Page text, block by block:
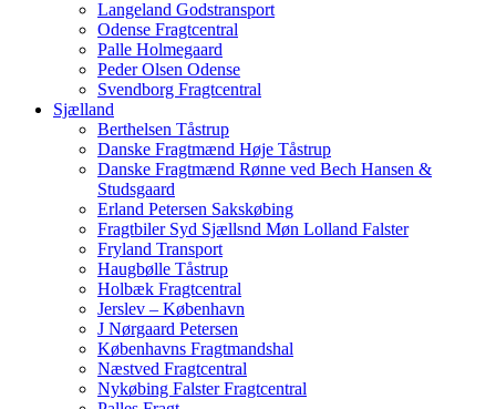
Langeland Godstransport
Odense Fragtcentral
Palle Holmegaard
Peder Olsen Odense
Svendborg Fragtcentral
Sjælland
Berthelsen Tåstrup
Danske Fragtmænd Høje Tåstrup
Danske Fragtmænd Rønne ved Bech Hansen &
Studsgaard
Erland Petersen Sakskøbing
Fragtbiler Syd Sjællsnd Møn Lolland Falster
Fryland Transport
Haugbølle Tåstrup
Holbæk Fragtcentral
Jerslev – København
J Nørgaard Petersen
Københavns Fragtmandshal
Næstved Fragtcentral
Nykøbing Falster Fragtcentral